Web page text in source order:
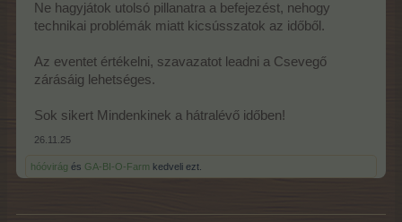
Ne hagyjátok utolsó pillanatra a befejezést, nehogy
technikai problémák miatt kicsússzatok az időből.
Az eventet értékelni, szavazatot leadni a Csevegő
zárásáig lehetséges.
Sok sikert Mindenkinek a hátralévő időben!
26.11.25
hóóvirág és GA-BI-O-Farm kedveli ezt.